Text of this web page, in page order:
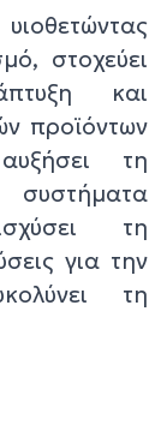
στοχεύει
και
προϊόντων
τη
τη
για την
τη